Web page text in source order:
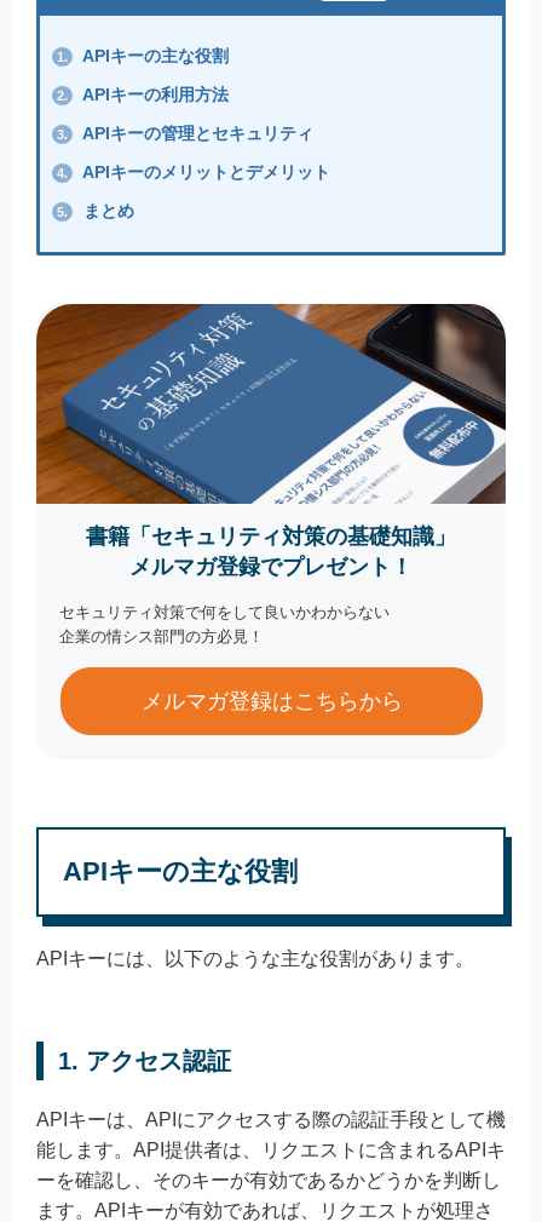
1. APIキーの主な役割
2. APIキーの利用方法
3. APIキーの管理とセキュリティ
4. APIキーのメリットとデメリット
5. まとめ
書籍「セキュリティ対策の基礎知識」
メルマガ登録でプレゼント！
セキュリティ対策で何をして良いかわからない
企業の情シス部門の方必見！
メルマガ登録はこちらから
APIキーの主な役割
APIキーには、以下のような主な役割があります。
1. アクセス認証
APIキーは、APIにアクセスする際の認証手段として機
能します。API提供者は、リクエストに含まれるAPIキ
ーを確認し、そのキーが有効であるかどうかを判断し
ます。APIキーが有効であれば、リクエストが処理さ